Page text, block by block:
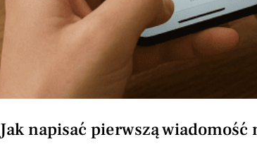
Jak napisać pierwszą